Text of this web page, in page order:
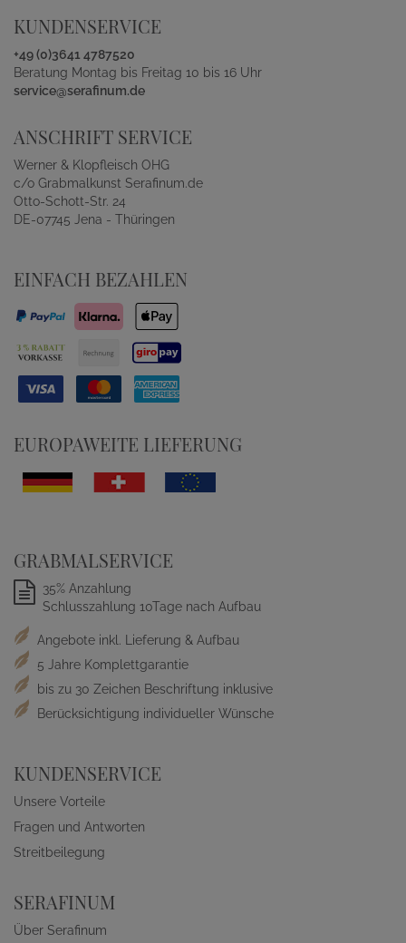
KUNDENSERVICE
+49 (0)3641 4787520
Beratung Montag bis Freitag 10 bis 16 Uhr
service@serafinum.de
ANSCHRIFT SERVICE
Werner & Klopfleisch OHG
c/o Grabmalkunst Serafinum.de
Otto-Schott-Str. 24
DE-07745 Jena - Thüringen
EINFACH BEZAHLEN
EUROPAWEITE LIEFERUNG
GRABMALSERVICE
35% Anzahlung
Schlusszahlung 10Tage nach Aufbau
Angebote inkl. Lieferung & Aufbau
5 Jahre Komplettgarantie
bis zu 30 Zeichen Beschriftung inklusive
Berücksichtigung individueller Wünsche
KUNDENSERVICE
Unsere Vorteile
Fragen und Antworten
Streitbeilegung
SERAFINUM
Über Serafinum